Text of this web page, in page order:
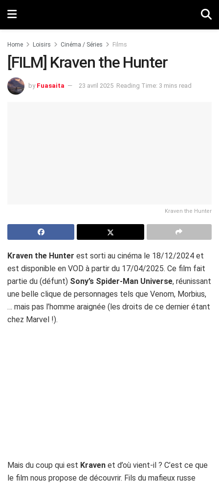
Home Loisirs Cinéma / Séries Films
[FILM] Kraven the Hunter
by Fuasaita 23 avril 2025 Reading Time: 3 mins read
Kraven the Hunter
Kraven the Hunter est sorti au cinéma le 18/12/2024 et
est disponible en VOD à partir du 17/04/2025. Ce film fait
partie du (défunt) Sony’s Spider-Man Universe, réunissant
une belle clique de personnages tels que Venom, Morbius,
… mais pas l’homme araignée (les droits de ce dernier étant
chez Marvel !).
Mais du coup qui est Kraven et d’où vient-il ? C’est ce que
le film nous propose de découvrir. Fils du mafieux russe